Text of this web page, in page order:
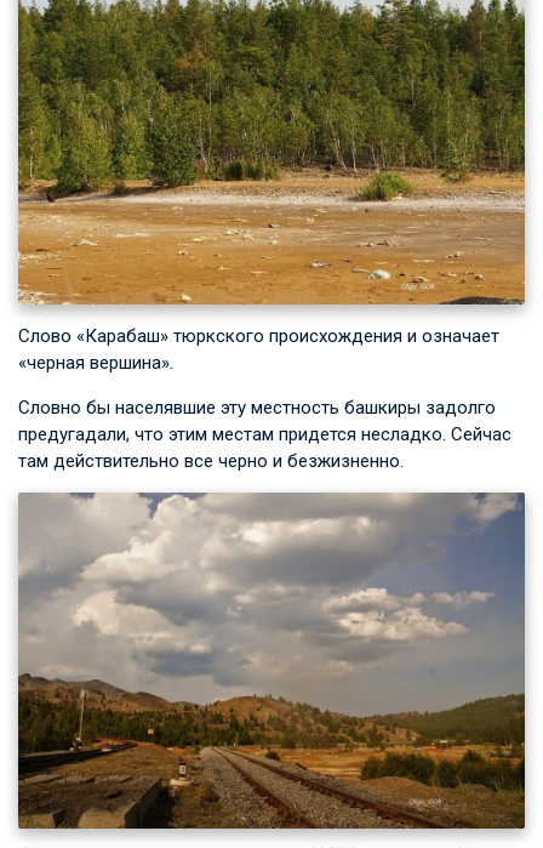
Слово «Карабаш» тюркского происхождения и означает
«черная вершина».
Словно бы населявшие эту местность башкиры задолго
предугадали, что этим местам придется несладко. Сейчас
там действительно все черно и безжизненно.